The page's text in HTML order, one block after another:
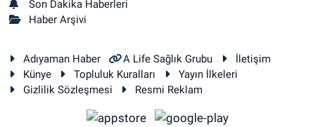
Son Dakika Haberleri
Haber Arşivi
Adıyaman Haber A Life Sağlık Grubu
İletişim
Künye
Topluluk Kuralları
Yayın İlkeleri
Gizlilik Sözleşmesi
Resmi Reklam